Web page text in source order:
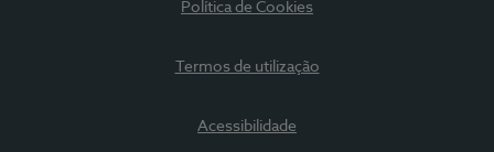
Política de Cookies
Termos de utilização
Acessibilidade